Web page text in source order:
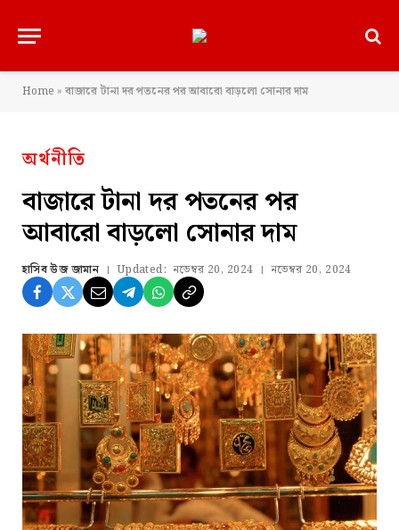
Home » বাজারে টানা দর পতনের পর আবারো বাড়লো সোনার দাম
অর্থনীতি
বাজারে টানা দর পতনের পর
আবারো বাড়লো সোনার দাম
হাসিব উজ জামান Updated: নভেম্বর 20, 2024 নভেম্বর 20, 2024